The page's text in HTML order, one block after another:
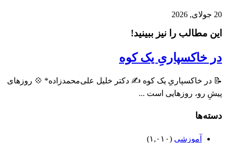
نیز ببینید!
یک کوه
یک کوه ✍️ دکتر خلیل علی‌محمدزاده* 💠 روزهای
است ...
(۱,۰۱۰)